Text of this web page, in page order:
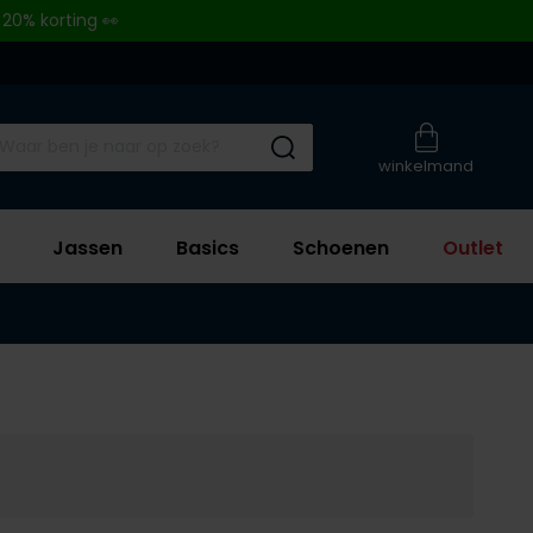
korting 👀
winkelmand
Submit search
Jassen Basics Schoenen Outlet